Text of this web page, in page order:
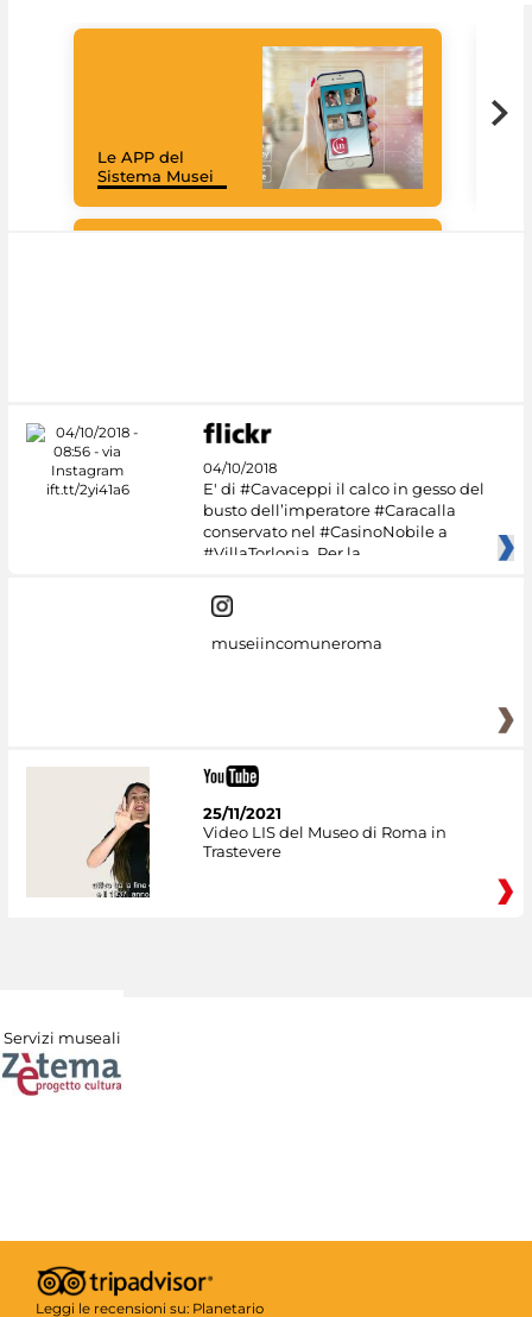
Le APP del
Sistema Musei
04/10/2018
E' di #Cavaceppi il calco in gesso del
busto dell’imperatore #Caracalla
conservato nel #CasinoNobile a
#VillaTorlonia. Per la
museiincomuneroma
25/11/2021
Video LIS del Museo di Roma in
Trastevere
Servizi museali
Leggi le recensioni su: Planetario